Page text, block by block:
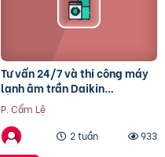
Tư vấn 24/7 và thi công máy
lạnh âm trần Daikin
FCNQ42MV1 5 ngựa giá rẻ
P. Cẩm Lệ
2 tuần
933